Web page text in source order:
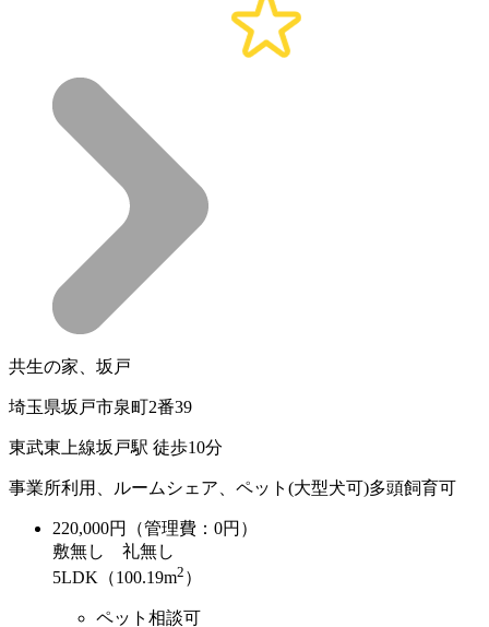
共生の家、坂戸
埼玉県坂戸市泉町2番39
東武東上線坂戸駅 徒歩10分
事業所利用、ルームシェア、ペット(大型犬可)多頭飼育可
220,000円（管理費：0円）
敷無し 礼無し
5LDK（100.19m2 ）
ペット相談可